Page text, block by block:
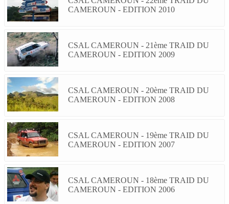
CAMEROUN - EDITION 2010
CSAL CAMEROUN - 21ème TRAID DU
CAMEROUN - EDITION 2009
CSAL CAMEROUN - 20ème TRAID DU
CAMEROUN - EDITION 2008
CSAL CAMEROUN - 19ème TRAID DU
CAMEROUN - EDITION 2007
CSAL CAMEROUN - 18ème TRAID DU
CAMEROUN - EDITION 2006